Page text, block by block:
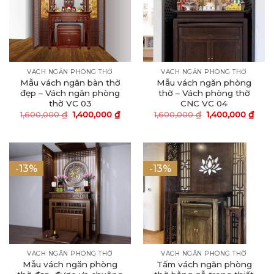
VÁCH NGĂN PHÒNG THỜ
Mẫu vách ngăn bàn thờ
đẹp – Vách ngăn phòng
thờ VC 03
1,600,000₫ Giá
gốc
1,400,000 ₫Giá
hiện
1,400,000 ₫.
VÁCH NGĂN PHÒNG THỜ
Mẫu vách ngăn phòng
thờ – Vách phòng thờ
CNC VC 04
1,600,000₫ Giá
gốc
1,400,000 ₫Giá
hiện
-13%
VÁCH NGĂN PHÒNG THỜ
Mẫu vách ngăn phòng
-13%
VÁCH NGĂN PHÒNG THỜ
Tấm vách ngăn phòng